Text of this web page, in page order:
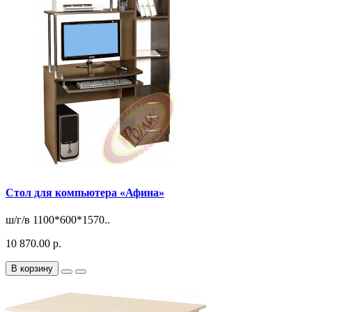
Стол для компьютера «Афина»
ш/г/в 1100*600*1570..
10 870.00 р.
В корзину